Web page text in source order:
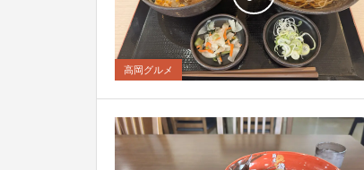
高岡グルメ
0